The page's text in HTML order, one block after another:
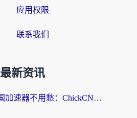
应用权限
联系我们
最新资讯
海外党选回国加速器不用愁：ChickCN和洞见哪个好？一篇搞定所有疑问